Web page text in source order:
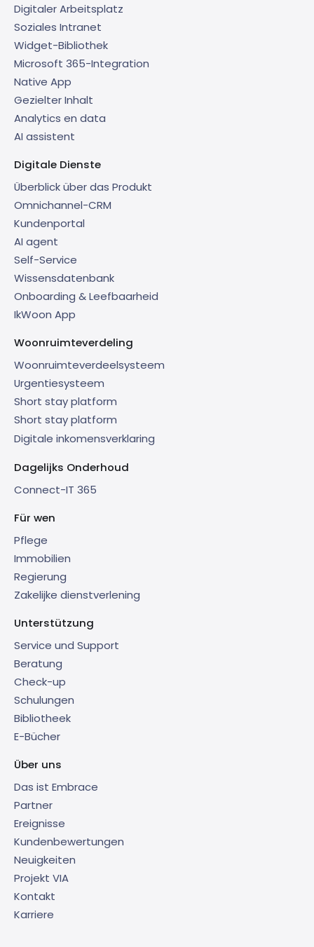
Digitaler Arbeitsplatz
Soziales Intranet
Widget-Bibliothek
Microsoft 365-Integration
Native App
Gezielter Inhalt
Analytics en data
AI assistent
Digitale Dienste
Überblick über das Produkt
Omnichannel-CRM
Kundenportal
AI agent
Self-Service
Wissensdatenbank
Onboarding & Leefbaarheid
IkWoon App
Woonruimteverdeling
Woonruimteverdeelsysteem
Urgentiesysteem
Short stay platform
Short stay platform
Digitale inkomensverklaring
Dagelijks Onderhoud
Connect-IT 365
Für wen
Pflege
Immobilien
Regierung
Zakelijke dienstverlening
Unterstützung
Service und Support
Beratung
Check-up
Schulungen
Bibliotheek
E-Bücher
Über uns
Das ist Embrace
Partner
Ereignisse
Kundenbewertungen
Neuigkeiten
Projekt VIA
Kontakt
Karriere